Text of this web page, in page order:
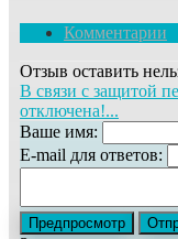
Комментарии
Отзыв оставить
В связи с защитой
отключена!...
Ваше имя:
E-mail для ответов: